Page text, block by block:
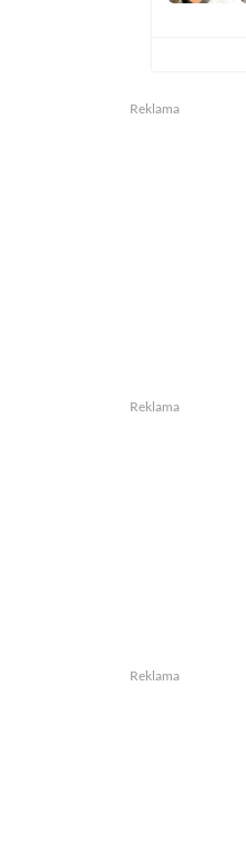
Reklama
Reklama
Reklama